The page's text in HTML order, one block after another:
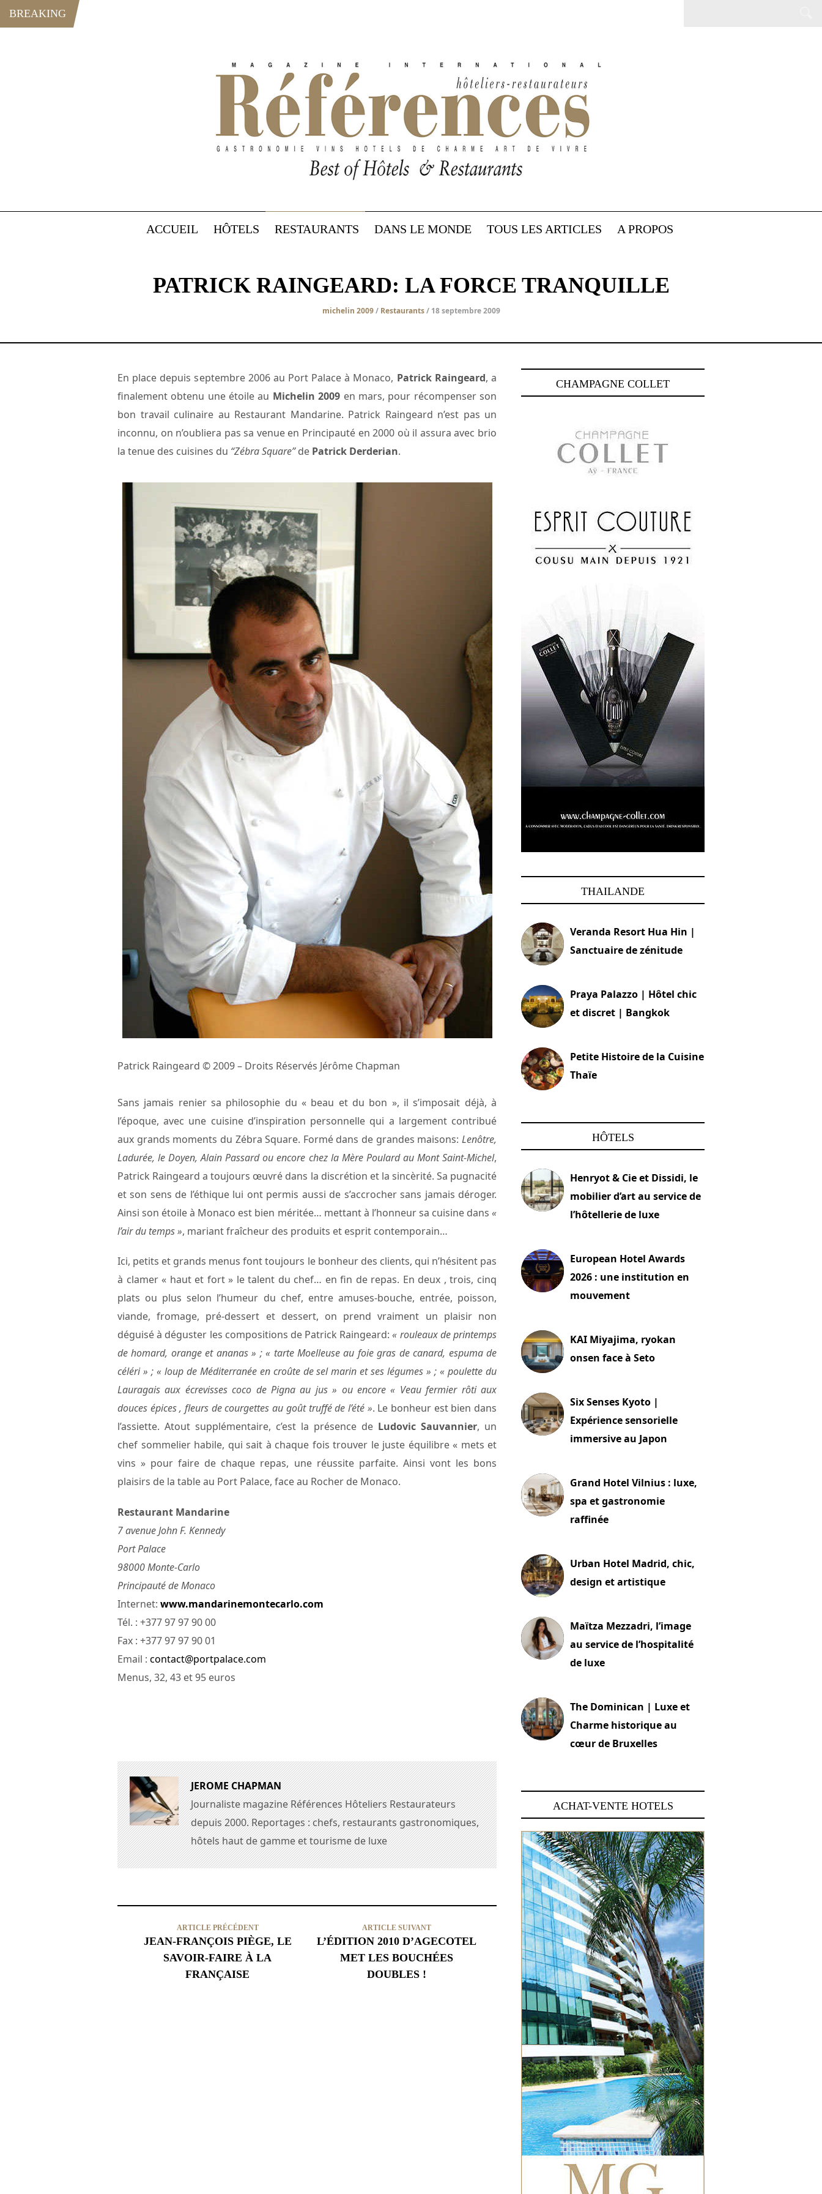
BREAKING
ACCUEIL HÔTELS RESTAURANTS DANS LE MONDE TOUS LES ARTICLES A PROPOS
PATRICK RAINGEARD: LA FORCE TRANQUILLE
michelin 2009/ Restaurants/ 18 septembre 2009
En place depuis septembre 2006 au Port Palace à Monaco, Patrick Raingeard, a
finalement obtenu une étoile au Michelin 2009 en mars, pour récompenser son
bon travail culinaire au Restaurant Mandarine. Patrick Raingeard n’est pas un
inconnu, on n’oubliera pas sa venue en Principauté en 2000 où il assura avec brio
la tenue des cuisines du “Zébra Square”de Patrick Derderian.
Patrick Raingeard © 2009 – Droits Réservés Jérôme Chapman
Sans jamais renier sa philosophie du « beau et du bon », il s’imposait déjà, à
l’époque, avec une cuisine d’inspiration personnelle qui a largement contribué
aux grands moments du Zébra Square. Formé dans de grandes maisons: Lenôtre,
Ladurée, le Doyen, Alain Passard ou encore chez la Mère Poulard au Mont Saint-Michel,
Patrick Raingeard a toujours œuvré dans la discrétion et la sincèrité. Sa pugnacité
et son sens de l’éthique lui ont permis aussi de s’accrocher sans jamais déroger.
Ainsi son étoile à Monaco est bien méritée… mettant à l’honneur sa cuisine dans «
l’air du temps », mariant fraîcheur des produits et esprit contemporain…
Ici, petits et grands menus font toujours le bonheur des clients, qui n’hésitent pas
à clamer « haut et fort » le talent du chef… en fin de repas. En deux , trois, cinq
plats ou plus selon l’humeur du chef, entre amuses-bouche, entrée, poisson,
viande, fromage, pré-dessert et dessert, on prend vraiment un plaisir non
déguisé à déguster les compositions de Patrick Raingeard:« rouleaux de printemps
de homard, orange et ananas » ; « tarte Moelleuse au foie gras de canard, espuma de
céléri » ; « loup de Méditerranée en croûte de sel marin et ses légumes » ; « poulette du
Lauragais aux écrevisses coco de Pigna au jus » ou encore « Veau fermier rôti aux
douces épices , fleurs de courgettes au goût truffé de l’été ». Le bonheur est bien dans
l’assiette. Atout supplémentaire, c’est la présence de Ludovic Sauvannier, un
chef sommelier habile, qui sait à chaque fois trouver le juste équilibre « mets et
vins » pour faire de chaque repas, une réussite parfaite. Ainsi vont les bons
plaisirs de la table au Port Palace, face au Rocher de Monaco.
Restaurant Mandarine
7 avenue John F. Kennedy
Port Palace
98000 Monte-Carlo
Principauté de Monaco
Internet: www.mandarinemontecarlo.com
Tél. : +377 97 97 90 00
Fax : +377 97 97 90 01
Email : contact@portpalace.com
Menus, 32, 43 et 95 euros
JEROME CHAPMAN
Journaliste magazine Références Hôteliers Restaurateurs
depuis 2000. Reportages : chefs, restaurants gastronomiques,
hôtels haut de gamme et tourisme de luxe
ARTICLE PRÉCÉDENT
JEAN-FRANÇOIS PIÈGE, LE
SAVOIR-FAIRE À LA
FRANÇAISE
ARTICLE SUIVANT
L’ÉDITION 2010 D’AGECOTEL
MET LES BOUCHÉES
DOUBLES !
CHAMPAGNE COLLET
THAILANDE
Veranda Resort Hua Hin |
Sanctuaire de zénitude
Praya Palazzo | Hôtel chic
et discret | Bangkok
Petite Histoire de la Cuisine
Thaïe
HÔTELS
Henryot & Cie et Dissidi, le
mobilier d’art au service de
l’hôtellerie de luxe
European Hotel Awards
2026 : une institution en
mouvement
KAI Miyajima, ryokan
onsen face à Seto
Six Senses Kyoto |
Expérience sensorielle
immersive au Japon
Grand Hotel Vilnius : luxe,
spa et gastronomie
raffinée
Urban Hotel Madrid, chic,
design et artistique
Maïtza Mezzadri, l’image
au service de l’hospitalité
de luxe
The Dominican | Luxe et
Charme historique au
cœur de Bruxelles
ACHAT-VENTE HOTELS